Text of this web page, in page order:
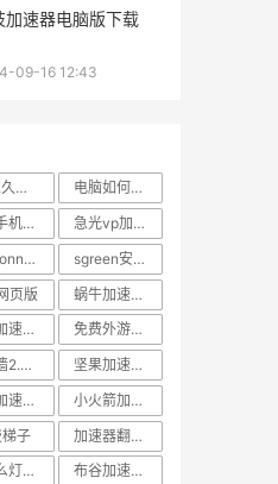
加速器电脑版下载
09-16 12:43
vp(永久免费)加速器下载
电脑如何连接外国网站
苹果手机vnp怎么设置
急光vp加速器
anyconnect账号密码
sgreen安卓版
页版
蜗牛加速器安卓破解版
雷霆加速器app官网下载
免费外游加速器
佛跳墙2.71永久专业版
坚果加速器怎么上网
神龟加速器电视可以用吗
小火箭加速器下载
子
加速器翻墙免费
蓝什么灯vip破解版
布谷加速器其